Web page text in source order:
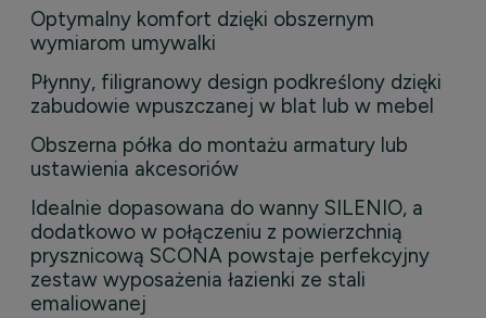
Optymalny komfort dzięki obszernym
wymiarom umywalki
Płynny, filigranowy design podkreślony dzięki
zabudowie wpuszczanej w blat lub w mebel
Obszerna półka do montażu armatury lub
ustawienia akcesoriów
Idealnie dopasowana do wanny SILENIO, a
dodatkowo w połączeniu z powierzchnią
prysznicową SCONA powstaje perfekcyjny
zestaw wyposażenia łazienki ze stali
emaliowanej